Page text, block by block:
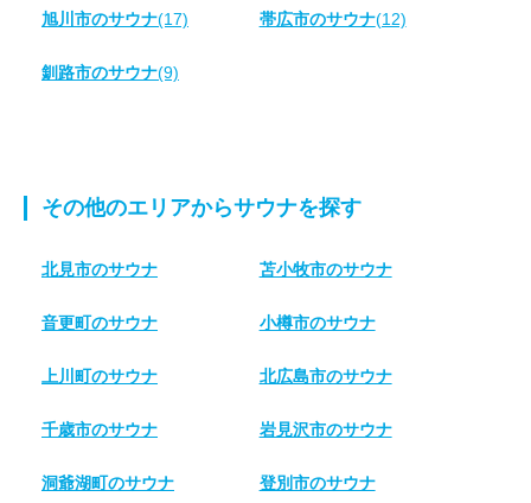
旭川市のサウナ(17) 帯広市のサウナ(12)
釧路市のサウナ(9)
その他のエリアからサウナを探す
北見市のサウナ 苫小牧市のサウナ
音更町のサウナ 小樽市のサウナ
上川町のサウナ 北広島市のサウナ
千歳市のサウナ 岩見沢市のサウナ
洞爺湖町のサウナ 登別市のサウナ